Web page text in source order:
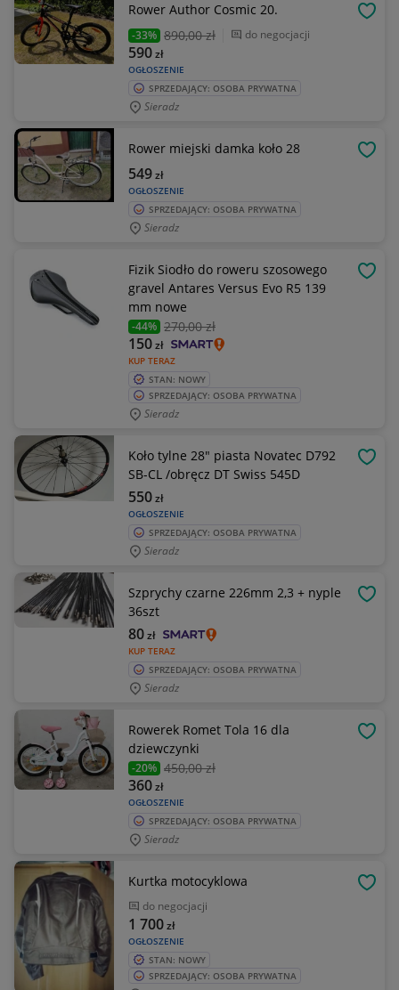
Rower Author Cosmic 20.
-33% 890,00 zł do negocjacji
OGŁOSZENIE
590zł
SPRZEDAJĄCY: OSOBA PRYWATNA
Sieradz
Rower miejski damka koło 28
OGŁOSZENIE
549zł
SPRZEDAJĄCY: OSOBA PRYWATNA
Sieradz
Fizik Siodło do roweru szosowego
gravel Antares Versus Evo R5 139
mm nowe
-44% 270,00 zł
KUP TERAZ
150zł
STAN: NOWY
SPRZEDAJĄCY: OSOBA PRYWATNA
Sieradz
Koło tylne 28" piasta Novatec D792
SB-CL /obręcz DT Swiss 545D
OGŁOSZENIE
550zł
SPRZEDAJĄCY: OSOBA PRYWATNA
Sieradz
Szprychy czarne 226mm 2,3 + nyple
36szt
KUP TERAZ
80zł
SPRZEDAJĄCY: OSOBA PRYWATNA
Sieradz
Rowerek Romet Tola 16 dla
dziewczynki
-20% 450,00 zł
OGŁOSZENIE
360zł
SPRZEDAJĄCY: OSOBA PRYWATNA
Sieradz
Kurtka motocyklowa
do negocjacji
OGŁOSZENIE
1 700zł
STAN: NOWY
SPRZEDAJĄCY: OSOBA PRYWATNA